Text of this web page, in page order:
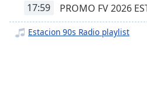
subtitles
settings,
opens
17:59 PROMO FV 2026
Estacion 90s Radio playlist